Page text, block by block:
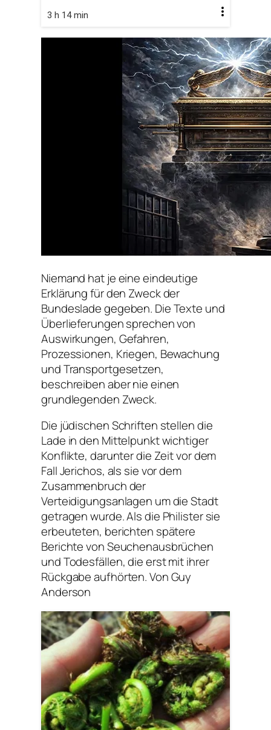
3 h 14 min
Niemand hat je eine eindeutige
Erklärung für den Zweck der
Bundeslade gegeben. Die Texte und
Überlieferungen sprechen von
Auswirkungen, Gefahren,
Prozessionen, Kriegen, Bewachung
und Transportgesetzen,
beschreiben aber nie einen
grundlegenden Zweck.
Die jüdischen Schriften stellen die
Lade in den Mittelpunkt wichtiger
Konflikte, darunter die Zeit vor dem
Fall Jerichos, als sie vor dem
Zusammenbruch der
Verteidigungsanlagen um die Stadt
getragen wurde. Als die Philister sie
erbeuteten, berichten spätere
Berichte von Seuchenausbrüchen
und Todesfällen, die erst mit ihrer
Rückgabe aufhörten. Von Guy
Anderson